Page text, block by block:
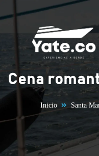
Saltar al contenido
Cena
Inicio Santa